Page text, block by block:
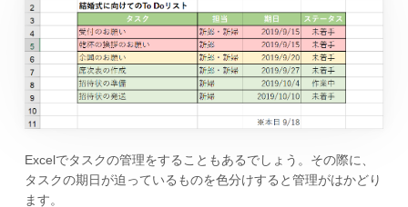
Excelでタスクの管理をすることもあるでしょう。その際に、
タスクの期日が迫っているものを色分けすると管理がはかどり
ます。